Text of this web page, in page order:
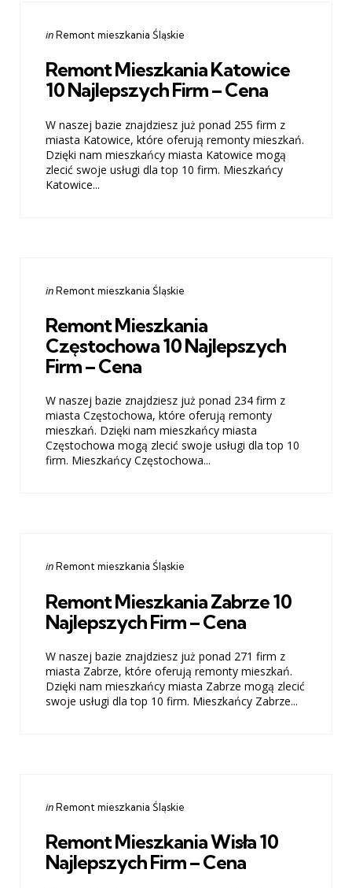
Categories
Posted
inRemont mieszkania Śląskie
Remont Mieszkania Katowice
10 Najlepszych Firm – Cena
W naszej bazie znajdziesz już ponad 255 firm z
miasta Katowice, które oferują remonty mieszkań.
Dzięki nam mieszkańcy miasta Katowice mogą
zlecić swoje usługi dla top 10 firm. Mieszkańcy
Katowice...
Categories
Posted
inRemont mieszkania Śląskie
Remont Mieszkania
Częstochowa 10 Najlepszych
Firm – Cena
W naszej bazie znajdziesz już ponad 234 firm z
miasta Częstochowa, które oferują remonty
mieszkań. Dzięki nam mieszkańcy miasta
Częstochowa mogą zlecić swoje usługi dla top 10
firm. Mieszkańcy Częstochowa...
Categories
Posted
inRemont mieszkania Śląskie
Remont Mieszkania Zabrze 10
Najlepszych Firm – Cena
W naszej bazie znajdziesz już ponad 271 firm z
miasta Zabrze, które oferują remonty mieszkań.
Dzięki nam mieszkańcy miasta Zabrze mogą zlecić
swoje usługi dla top 10 firm. Mieszkańcy Zabrze...
Categories
Posted
inRemont mieszkania Śląskie
Remont Mieszkania Wisła 10
Najlepszych Firm – Cena